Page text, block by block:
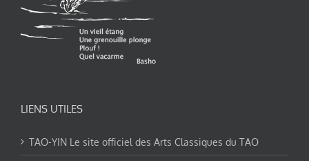
LIENS UTILES
TAO-YIN Le site officiel des Arts Classiques du TAO